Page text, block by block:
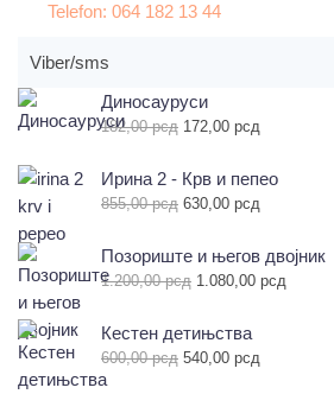
Telefon: 064 182 13 44
Viber/sms
Диносауруси
182,00рсд Оригинална
је
била:
182,00 рсд.
172,00 рсд
Ирина 2 - Крв и пепео
855,00рсд Оригинална
била:
855,00 рсд.
630,00 рсд
630,00 рсд.
Позориште и његов двојник
1.200,00рсд Оригинална
била:
1.200,00 рсд.
1.080,00 рсд
Кестен детињства
600,00рсд Оригинална
540,00 рсд